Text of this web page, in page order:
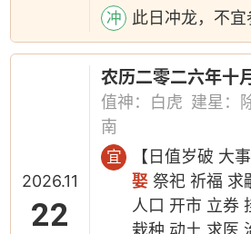
冲 此日冲龙，不
2026.11
22
农历二零二六年十
值神：白虎 建星：
南
宜 【日值岁破 大
娶 祭祀 祈福 求
人口 开市 立券
栽种 动土 求医